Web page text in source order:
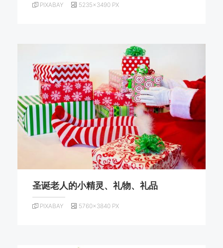
PIXABAY 5235×3490 PX
圣诞老人的小精灵、礼物、礼品
PIXABAY 5760×3840 PX